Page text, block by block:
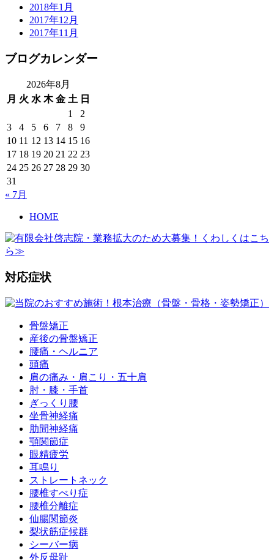
2018年1月
2017年12月
2017年11月
ブログカレンダー
2026年8月
月 火 水 木 金 土 日
1
2
3
4 5 6 7 8
9
10 11 12 13 14 15 16
17 18 19 20 21 22 23
24 25 26 27 28 29 30
31
« 7月
HOME
対応症状
骨盤矯正
産後の骨盤矯正
腰痛・ヘルニア
頭痛
肩の痛み・肩こり・五十肩
肘・膝・手首
ぎっくり腰
坐骨神経痛
肋間神経痛
顎関節症
眼精疲労
耳鳴り
ストレートネック
腰椎すべり症
腰椎分離症
仙腸関節炎
梨状筋症候群
シーバー病
外反母趾